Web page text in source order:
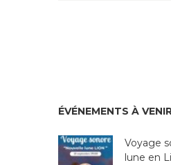
ÉVÉNEMENTS À
Voyage
lune en